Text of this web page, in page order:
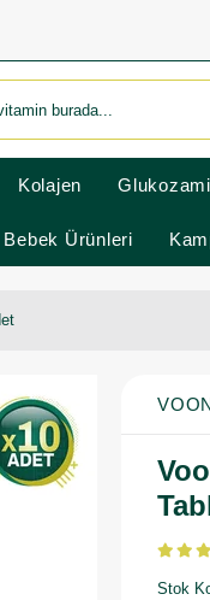
Kolajen
Ürünleri
Stok